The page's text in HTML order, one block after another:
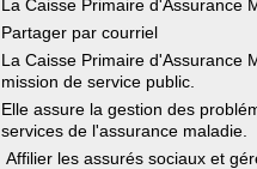
La Caisse Primaire d'Assurance
Partager par courriel
La Caisse Primaire d'Assurance
mission de service public.
Elle assure la gestion des
services de l'assurance maladie.
Affilier les assurés sociaux et